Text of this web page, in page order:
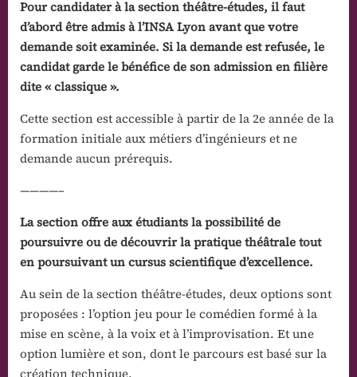
Pour candidater à la section théâtre-études, il faut
d’abord être admis à l’INSA Lyon avant que votre
demande soit examinée. Si la demande est refusée, le
candidat garde le bénéfice de son admission en filière
dite « classique ».
Cette section est accessible à partir de la 2e année de la
formation initiale aux métiers d’ingénieurs et ne
demande aucun prérequis.
————–
La section offre aux étudiants la possibilité de
poursuivre ou de découvrir la pratique théâtrale tout
en poursuivant un cursus scientifique d’excellence.
Au sein de la section théâtre-études, deux options sont
proposées : l’option jeu pour le comédien formé à la
mise en scène, à la voix et à l’improvisation. Et une
option lumière et son, dont le parcours est basé sur la